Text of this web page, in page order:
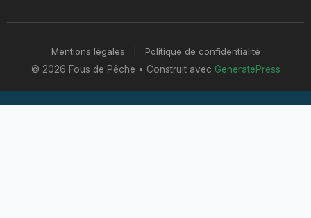
Mentions légales
Politique de confidentialité
© 2026 Fous de Pêche • Construit avec GeneratePress